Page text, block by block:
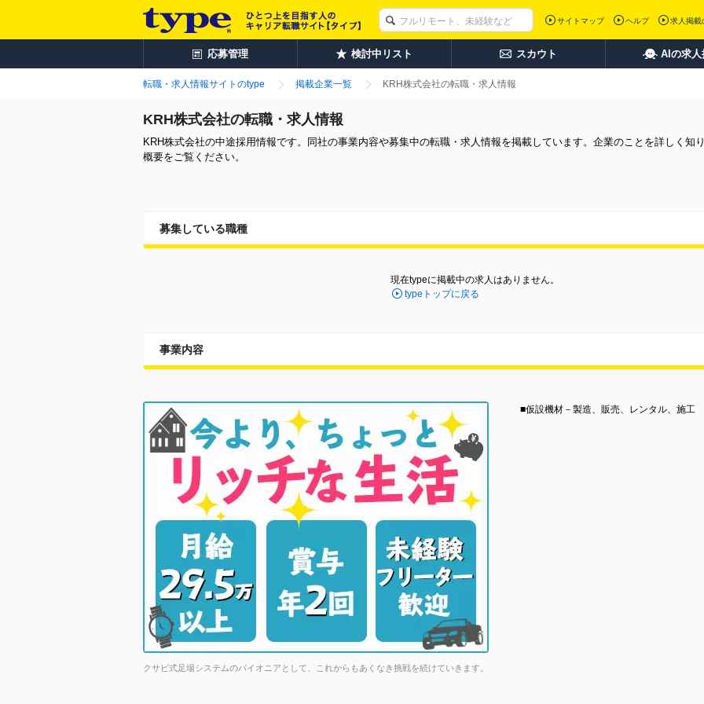
サイトマップ ヘルプ 求人掲載
応募管理 検討中リスト スカウト AIの求人
転職・求人情報サイトのtype 掲載企業一覧 KRH株式会社の転職・求人情報
KRH株式会社の転職・求人情報
KRH株式会社の中途採用情報です。同社の事業内容や募集中の転職・求人情報を掲載しています。企業のことを詳しく知
概要をご覧ください。
募集している職種
現在typeに掲載中の求人はありません。
typeトップに戻る
事業内容
クサビ式足場システムのパイオニアとして、これからもあくなき挑戦を続けていきます。
■仮設機材－製造、販売、レンタル、施工